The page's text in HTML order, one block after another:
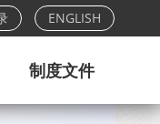
ENGLISH
制度文件